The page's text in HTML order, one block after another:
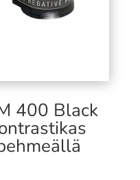
400 Black